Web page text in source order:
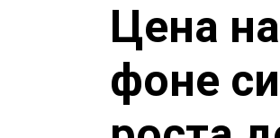
Цена
фоне